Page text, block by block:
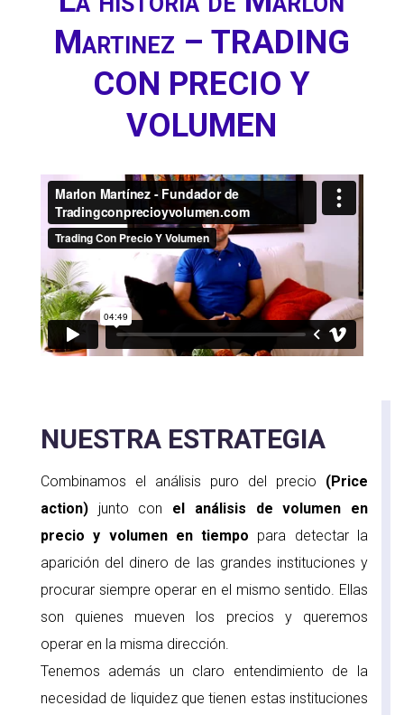
Martinez – TRADING
CON PRECIO Y
VOLUMEN
NUESTRA ESTRATEGIA
Combinamos el análisis puro del precio (Price
action)
junto con el análisis de volumen en
precio y volumenen tiempo para detectar la
aparición del dinero de las grandes instituciones y
procurar siempre operar en el mismo sentido. Ellas
son quienes mueven los precios y queremos
operar en la misma dirección.
Tenemos además un claro entendimiento de la
necesidad de liquidez que tienen estas instituciones